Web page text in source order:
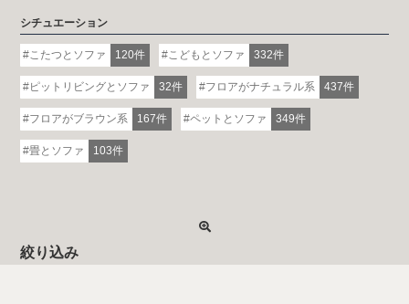
シチュエーション
こたつとソファ 120件 こどもとソファ 332件
ピットリビングとソファ 32件 フロアがナチュラル系 437件
フロアがブラウン系 167件 ペットとソファ 349件
畳とソファ 103件
絞り込み